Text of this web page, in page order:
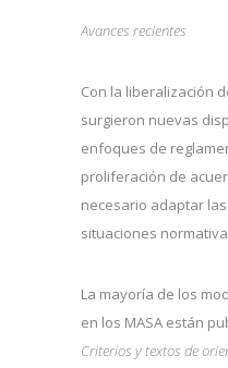
Avances recientes
Con la liberalización
surgieron nuevas
enfoques de
proliferación de
necesario adaptar
situaciones
La mayoría de los
en los MASA están
Criterios y textos de